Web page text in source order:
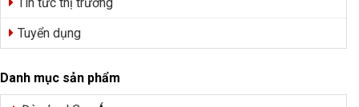
Tin tức thị trường
Tuyển dụng
Danh mục sản phẩm